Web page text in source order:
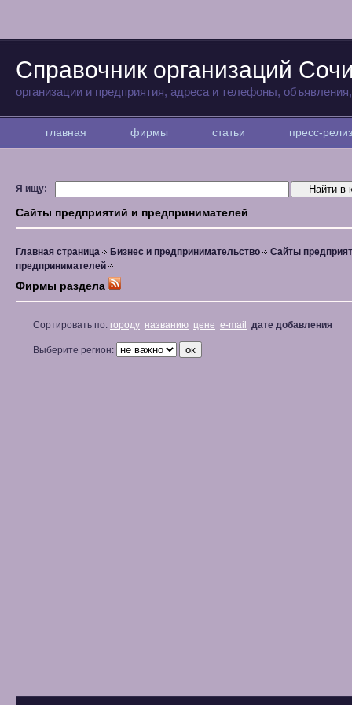
Справочник организаций
организации и предприятия, адреса и телефоны,
главная фирмы статьи пресс-
Я ищу:
Сайты предприятий и предпринимателей
Главная страница Бизнес и предпринимательство
Сайты
предпринимателей
Фирмы раздела
Сортировать по: городу названию цене e-mail дате добавления
Выберите регион: